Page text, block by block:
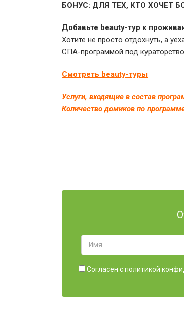
БОНУС: ДЛЯ ТЕХ, КТО ХОЧЕТ
Добавьте beauty-тур к
Хотите не просто отдохнуть, а
СПА-программой под
Смотреть beauty-туры
Услуги, входящие в состав
Количество домиков по
Согласен сполитикой